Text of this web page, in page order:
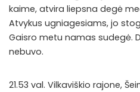
kaime, atvira liepsna degė
Atvykus ugniagesiams, jo
Gaisro metu namas sudegė.
nebuvo.
21.53 val. Vilkaviškio rajone,